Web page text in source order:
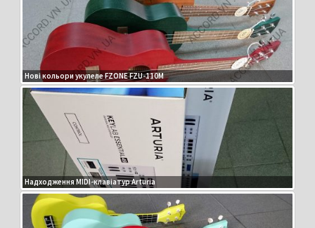
Нові кольори укулеле FZONE FZU-110M
Надходження MIDI-клавіатур Arturia